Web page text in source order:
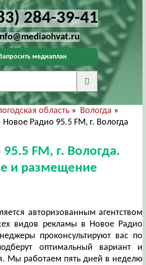
284-39-41
медиаплан
область» Вологда »
Новое Радио 95.5 FM, г. Вологда
FM, г. Вологда.
и размещение
авторизованным агентством
видов рекламы в Новое Радио
проконсультируют вас по
оптимальный вариант и
Мы работаем пять дней в неделю